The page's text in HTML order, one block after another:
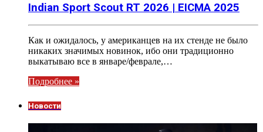
Indian Sport Scout RT 2026 | EICMA 2025
Как и ожидалось, у американцев на их стенде не было
никаких значимых новинок, ибо они традиционно
выкатываю все в январе/феврале,…
Подробнее »
Новости